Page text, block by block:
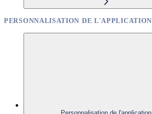
PERSONNALISATION DE L'APPLICATION